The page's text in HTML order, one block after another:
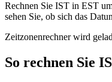
Rechnen Sie IST in EST
sehen Sie, ob sich das
Zeitzonenrechner wird
So rechnen Sie